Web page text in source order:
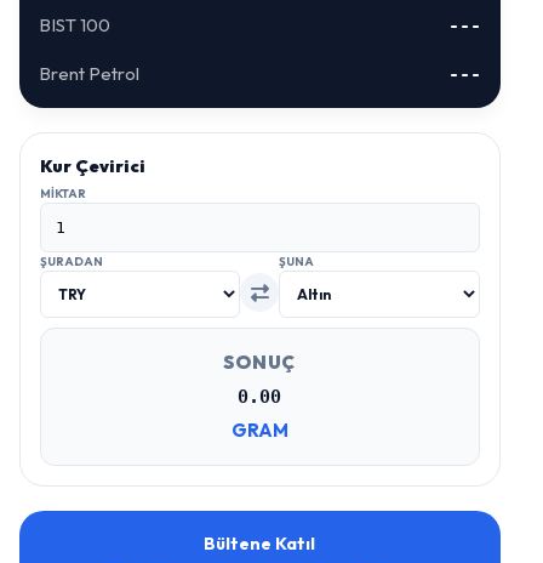
BIST 100 ---
Brent Petrol ---
Kur Çevirici
MIKTAR
ŞURADAN ŞUNA
SONUÇ
0.00
GRAM
Bültene Katıl